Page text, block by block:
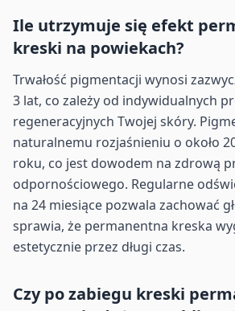
Ile utrzymuje się efekt
kreski na powiekach?
Trwałość pigmentacji wynosi
3 lat, co zależy od indywidualnych
regeneracyjnych Twojej skóry.
naturalnemu rozjaśnieniu o około
roku, co jest dowodem na zdrową
odpornościowego. Regularne
na 24 miesiące pozwala zachować
sprawia, że permanentna kreska
estetycznie przez długi czas.
Czy po zabiegu kreski